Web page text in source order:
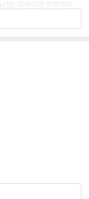
은 지식이란 무엇이며,
었는지, 그 전달 수단이
. 지식을 가르치는 학교부
대신해주는 현대의 인공
박식한 입담과 유려한 문
지혜의 회복이라는 커다